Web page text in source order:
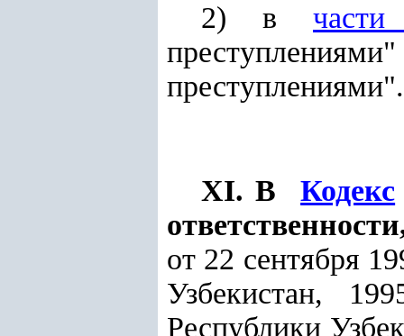
2) в
преступлениями".
XI. ВКодекс
от 22 сентября
Узбекистан,
Республики